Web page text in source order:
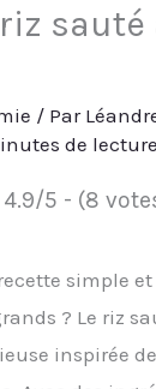
sauté
/ Par
de
4.9/5 - (8
simple
? Le riz
inspirée